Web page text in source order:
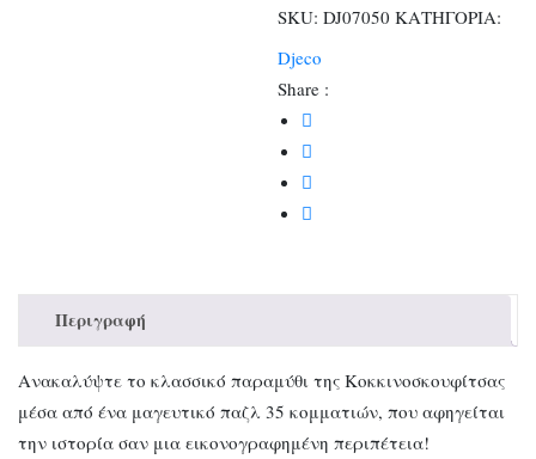
SKU: DJ07050 ΚΑΤΗΓΟΡΙΑ:
Djeco
Share :
Περιγραφή
Ανακαλύψτε το κλασσικό παραμύθι της Κοκκινοσκουφίτσας
μέσα από ένα μαγευτικό παζλ 35 κομματιών, που αφηγείται
την ιστορία σαν μια εικονογραφημένη περιπέτεια!